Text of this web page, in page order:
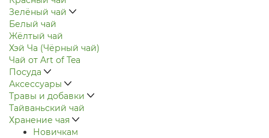
Зелёный чай
Белый чай
Жёлтый чай
Хэй Ча (Чёрный чай)
Чай от Art of Tea
Посуда
Аксессуары
Травы и добавки
Тайваньский чай
Хранение чая
Новичкам